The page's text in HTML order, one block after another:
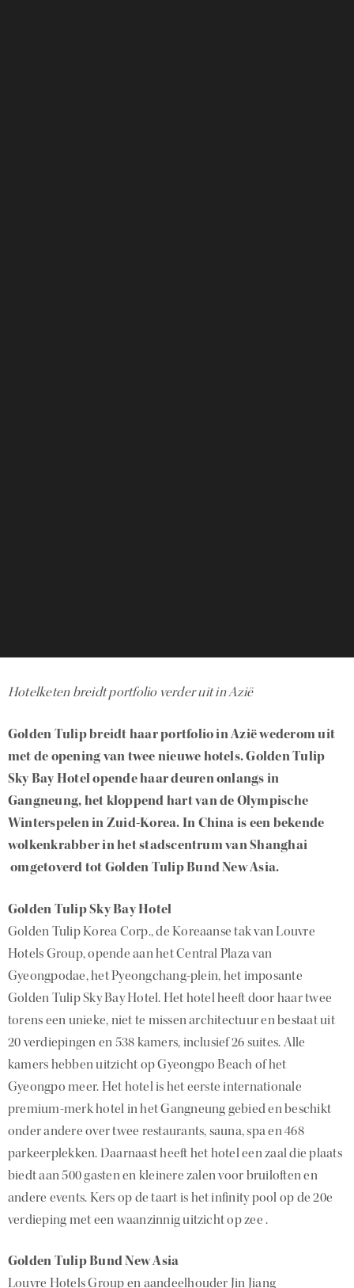
Hotelketen breidt portfolio verder uit in Azië
Golden Tulip breidt haar portfolio in Azië wederom uit
met de opening van twee nieuwe hotels. Golden Tulip
Sky Bay Hotel opende haar deuren onlangs in
Gangneung, het kloppend hart van de Olympische
Winterspelen in Zuid-Korea. In China is een bekende
wolkenkrabber in het stadscentrum van Shanghai
omgetoverd tot Golden Tulip Bund New Asia.
Golden Tulip Sky Bay Hotel
Golden Tulip Korea Corp., de Koreaanse tak van Louvre
Hotels Group, opende aan het Central Plaza van
Gyeongpodae, het Pyeongchang-plein, het imposante
Golden Tulip Sky Bay Hotel. Het hotel heeft door haar twee
torens een unieke, niet te missen architectuur en bestaat uit
20 verdiepingen en 538 kamers, inclusief 26 suites. Alle
kamers hebben uitzicht op Gyeongpo Beach of het
Gyeongpo meer. Het hotel is het eerste internationale
premium-merk hotel in het Gangneung gebied en beschikt
onder andere over twee restaurants, sauna, spa en 468
parkeerplekken. Daarnaast heeft het hotel een zaal die plaats
biedt aan 500 gasten en kleinere zalen voor bruiloften en
andere events. Kers op de taart is het infinity pool op de 20e
verdieping met een waanzinnig uitzicht op zee .
Golden Tulip Bund New Asia
Louvre Hotels Group en aandeelhouder Jin Jiang